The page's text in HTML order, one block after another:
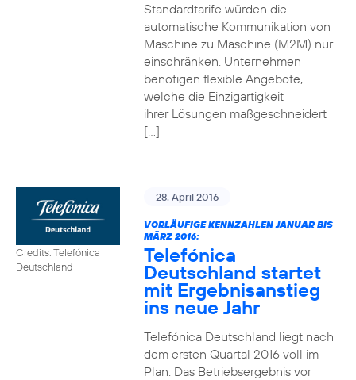
Standardtarife würden die
automatische Kommunikation von
Maschine zu Maschine (M2M) nur
einschränken. Unternehmen
benötigen flexible Angebote,
welche die Einzigartigkeit
ihrer Lösungen maßgeschneidert
[…]
Credits: Telefónica
Deutschland
28. April 2016
VORLÄUFIGE KENNZAHLEN JANUAR BIS
MÄRZ 2016:
Telefónica
Deutschland startet
mit Ergebnisanstieg
ins neue Jahr
Telefónica Deutschland liegt nach
dem ersten Quartal 2016 voll im
Plan. Das Betriebsergebnis vor